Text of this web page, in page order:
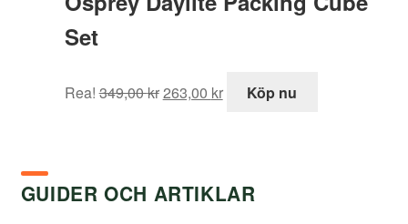
899,00 kr. 529,00 kr.
Set
Rea! 349,00kr
ursprungliga
263,00 kr
nuvarande
Köp nu
GUIDER OCH ARTIKLAR